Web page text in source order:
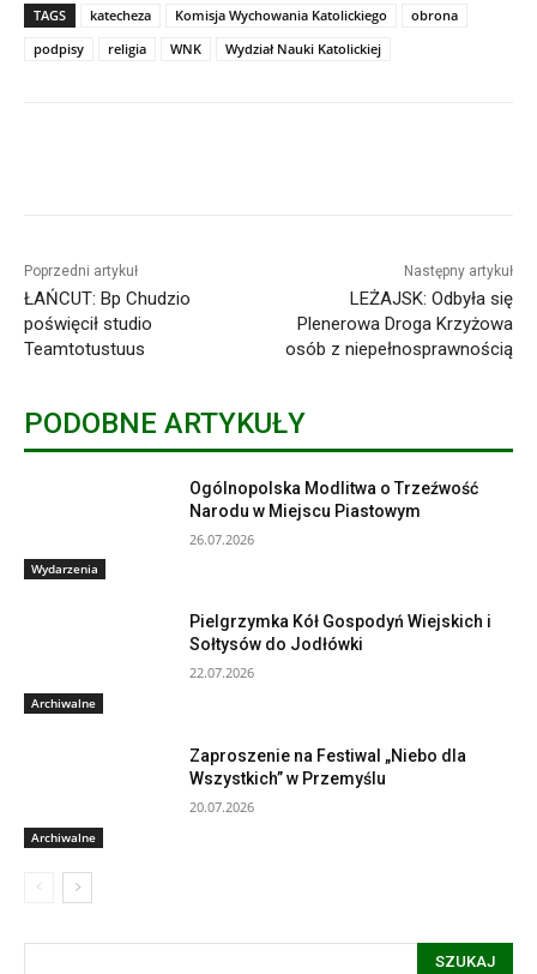
TAGS katecheza Komisja Wychowania Katolickiego
obrona
podpisy
religia WNK Wydział Nauki Katolickiej
Poprzedni artykuł
ŁAŃCUT: Bp Chudzio
poświęcił studio
Teamtotustuus
Następny artykuł
LEŻAJSK: Odbyła się
Plenerowa Droga Krzyżowa
osób z niepełnosprawnością
PODOBNE ARTYKUŁY
Wydarzenia
Ogólnopolska Modlitwa o Trzeźwość
Narodu w Miejscu Piastowym
26.07.2026
Archiwalne
Pielgrzymka Kół Gospodyń Wiejskich i
Sołtysów do Jodłówki
22.07.2026
Archiwalne
Zaproszenie na Festiwal „Niebo dla
Wszystkich” w Przemyślu
20.07.2026
SZUKAJ